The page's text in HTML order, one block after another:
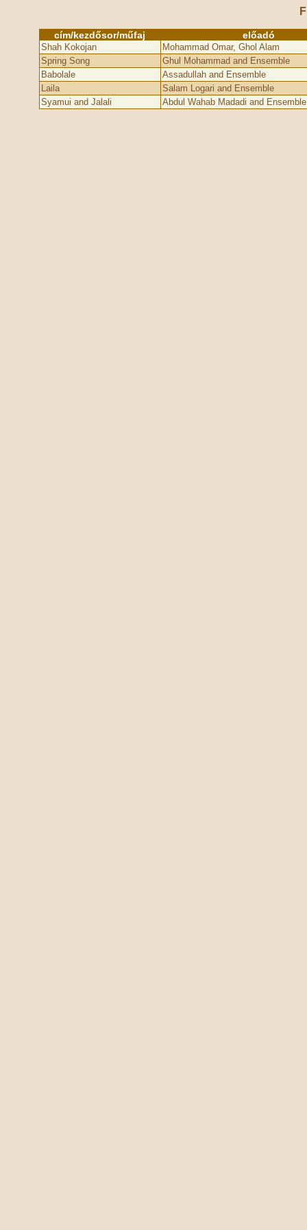
cím/kezdősor/műfaj előadó
Shah Kokojan
Mohammad Omar, Ghol Alam
Spring Song
Ghul Mohammad and Ensemble
Babolale
Assadullah and Ensemble
Laila
Salam Logari and Ensemble
Syamui and Jalali
Abdul Wahab Madadi and Ensemble